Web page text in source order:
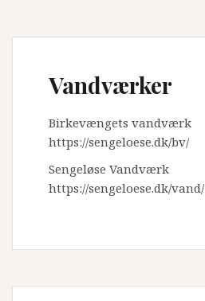
Vandværker
Birkevængets vandværk
https://sengeloese.dk/bv/
Sengeløse Vandværk
https://sengeloese.dk/vand/